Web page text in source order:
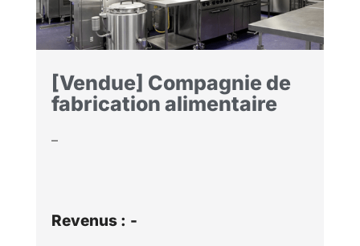
[Vendue] Compagnie de
fabrication alimentaire
–
Revenus : -